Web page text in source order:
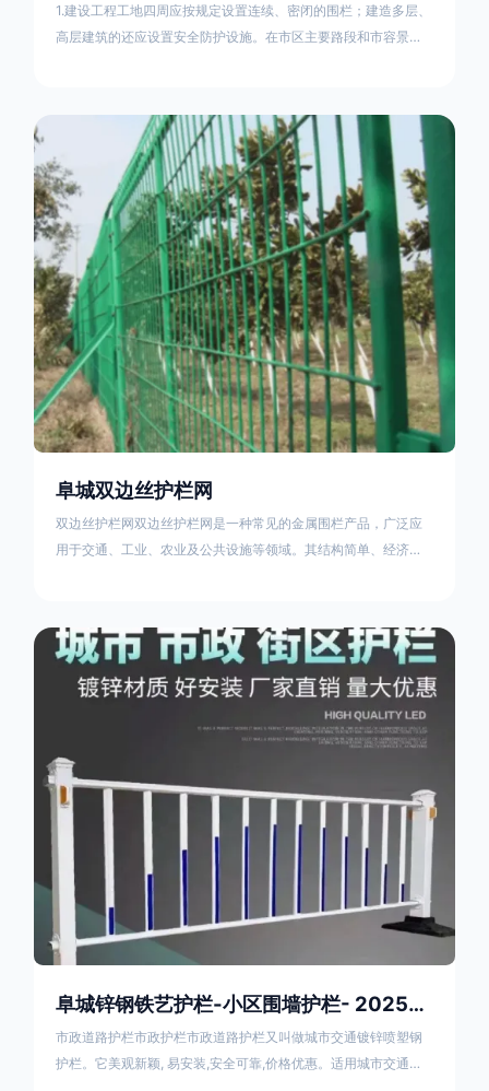
1.建设工程工地四周应按规定设置连续、密闭的围栏；建造多层、
高层建筑的还应设置安全防护设施。在市区主要路段和市容景观
料应保证围栏稳固、整洁、美观。市政工程项目工地，可按工程
进度分段设置围栏或按规定使用统一的连续性护栏设施。施工单
位不得在工地围栏外堆放建筑材料、垃圾和工程渣土。在
阜城双边丝护栏网
双边丝护栏网双边丝护栏网是一种常见的金属围栏产品，广泛应
用于交通、工业、农业及公共设施等领域。其结构简单、经济实
边丝护栏网由低碳钢丝（Q235材质）通过焊接或编织形成网格结
构，网片两侧各有一根加固的纵向钢丝（双边丝），用于与立柱
连接固定。其表面通常采用镀锌、喷塑或浸塑处理，以增强耐腐
阜城锌钢铁艺护栏-小区围墙护栏- 2025年17631598285新报价
市政道路护栏市政护栏市政道路护栏又叫做城市交通镀锌喷塑钢
护栏。它美观新颖, 易安装,安全可靠,价格优惠。适用城市交通要